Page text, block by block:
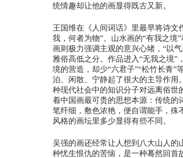
统情趣却让他的画显得既古又新。
王国维在《人间词话》里最早将诗文
我，何者为物”。山水画的“有我之境
画则极力强调主观的意兴心绪，“以
雅俗高低之分。作品进入“无我之境
境的营造，却少“六君子”“松竹长青
泊、闲散、宁静起了很大的主导作用
种现代社会中的知识分子对远离俗
着中国画最可贵的思想本源：传统的
笔纤细，敷色浓艳，便自谓能手，殊
风格的画坛里多少显得有些不同。
吴强的画还经常让人想到八大山人的
种忧生恨仇的苦恼，是一种蓦然回首